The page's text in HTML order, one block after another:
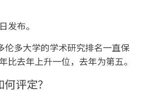
发布。
伦多大学的学术研究排名一直保
比去年上升一位，去年为第五。
评定？